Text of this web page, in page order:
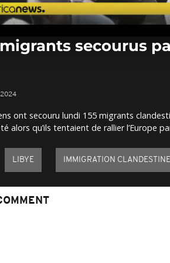
migrants secourus
ont secouru lundi 155 migrants
alors qu’ils tentaient de rallier l’Europe
LIBYE IMMIGRATION CLANDESTINE